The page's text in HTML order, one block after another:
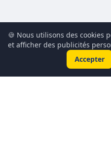
🍪 Nous utilisons des cookies
et afficher des publicités
Accepter